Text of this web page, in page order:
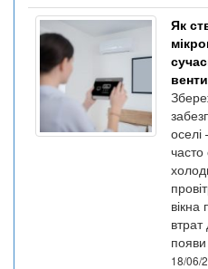
Як
втрат
18/06/